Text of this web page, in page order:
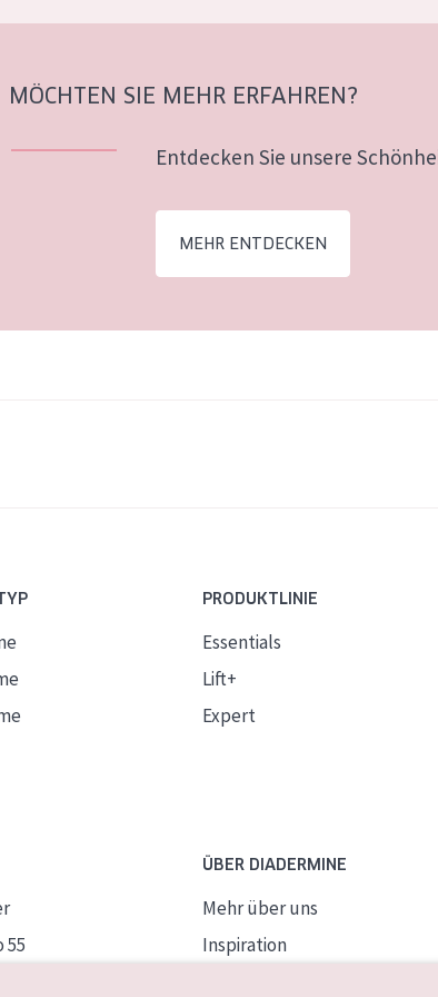
MÖCHTEN SIE MEHR ERFAHREN?
Entdecken Sie unsere
MEHR ENTDECKEN
PRODUKTLINIE
Essentials
Lift+
Expert
55
ÜBER DIADERMINE
Mehr über uns
Inspiration